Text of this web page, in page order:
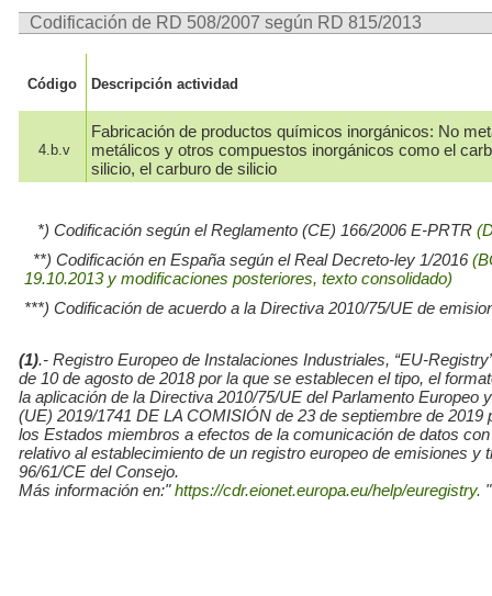
Codificación de RD 508/2007 según RD 815/2013
Código Descripción actividad
4.b.v
Fabricación de productos químicos inorgánicos: No
metálicos y otros compuestos inorgánicos como el
silicio, el carburo de silicio
*) Codificación según el Reglamento (CE) 166/2006 E-PRTR
**) Codificación en España según el Real Decreto-ley 1/2016
19.10.2013 y modificaciones posteriores, texto consolidado)
***) Codificación de acuerdo a la Directiva 2010/75/UE de
(1).- Registro Europeo de Instalaciones Industriales, “EU-
de 10 de agosto de 2018 por la que se establecen el tipo, el
la aplicación de la Directiva 2010/75/UE del Parlamento
(UE) 2019/1741 DE LA COMISIÓN de 23 de septiembre de
los Estados miembros a efectos de la comunicación de datos
relativo al establecimiento de un registro europeo de emisiones
96/61/CE del Consejo.
Más información en:"https://cdr.eionet.europa.eu/help/euregistry. "